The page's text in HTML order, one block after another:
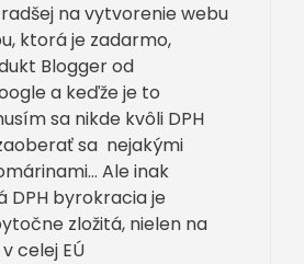
na vytvorenie webu
ktorá je zadarmo,
Blogger od
a keďže je to
sa nikde kvôli DPH
sa nejakými
Ale inak
DPH byrokracia je
zložitá, nielen na
celej EÚ